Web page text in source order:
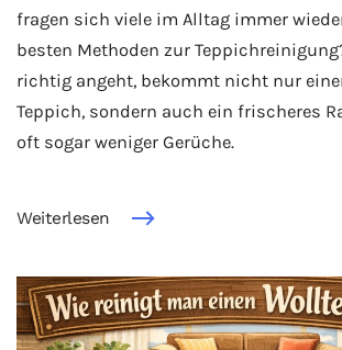
fragen sich viele im Alltag immer
besten Methoden zur
richtig angeht, bekommt nicht nur
Teppich, sondern auch ein frischeres
oft sogar weniger Gerüche.
Weiterlesen